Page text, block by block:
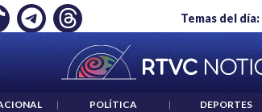
Temas del día:
JP MORGAN "HABLAR NO ES
| POLÍTICA | DEPORTES